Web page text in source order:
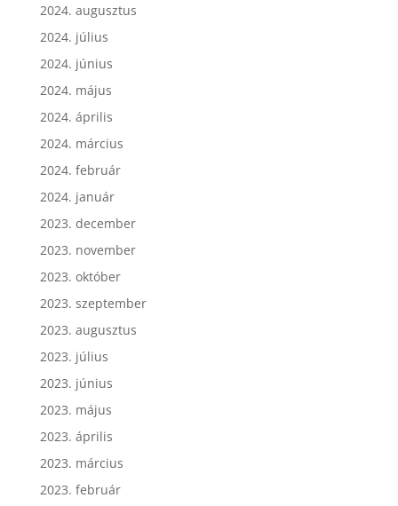
2024. augusztus
2024. július
2024. június
2024. május
2024. április
2024. március
2024. február
2024. január
2023. december
2023. november
2023. október
2023. szeptember
2023. augusztus
2023. július
2023. június
2023. május
2023. április
2023. március
2023. február